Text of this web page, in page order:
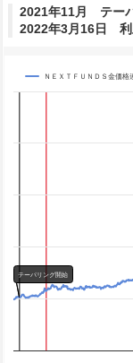
2021年11月 テー
2022年3月16日 利
Chart
The chart has 4 Y
テーパリング開始
ＮＥＸＴＦＵＮＤＳ金価格